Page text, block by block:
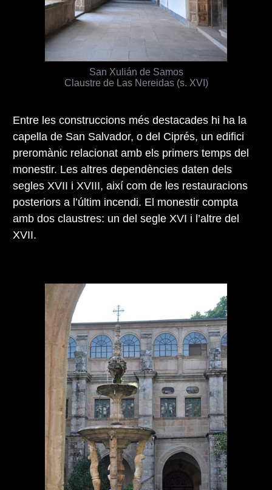
San Xulián de Samos
Claustre de Las Nereidas (s. XVI)
Entre les construccions més destacades hi ha la
capella de San Salvador, o del Ciprés, un edifici
preromànic relacionat amb els primers temps del
monestir. Les altres dependències daten dels
segles XVII i XVIII, així com de les restauracions
posteriors a l’últim incendi. El monestir compta
amb dos claustres: un del segle XVI i l’altre del
XVII.